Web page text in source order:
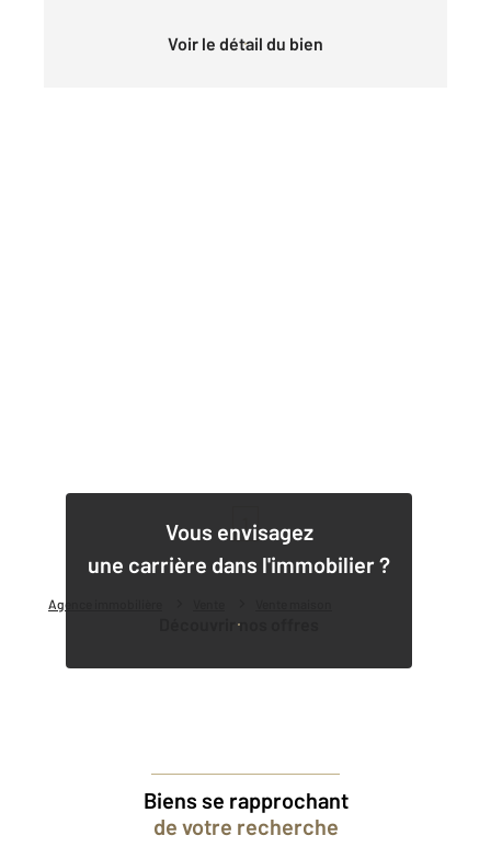
Agence immobilière
Voir le détail du bien
Vous envisagez
une carrière dans l'immobilier ?
Découvrir nos offres
Biens se rapprochant
de votre recherche